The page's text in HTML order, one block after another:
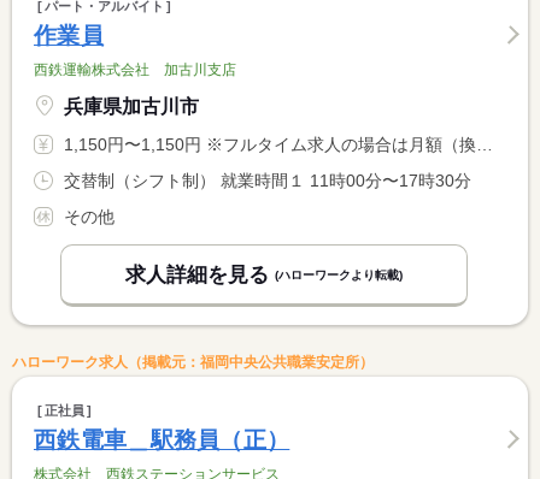
パート・アルバイト
作業員
西鉄運輸株式会社 加古川支店
兵庫県加古川市
1,150円〜1,150円 ※フルタイム求人の場合は月額（換算額）、パート求人の場合は時間額を表示しています。
交替制（シフト制） 就業時間１ 11時00分〜17時30分
その他
求人詳細を見る (ハローワークより転載)
ハローワーク求人（掲載元：福岡中央公共職業安定所）
正社員
西鉄電車＿駅務員（正）
株式会社 西鉄ステーションサービス